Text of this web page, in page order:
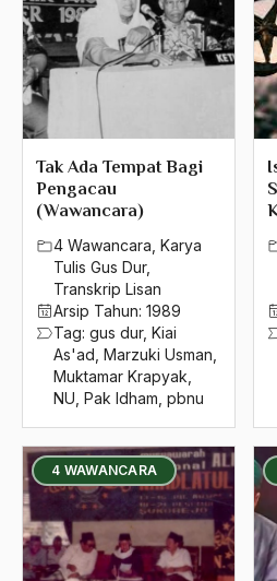
Tak Ada Tempat Bagi
Pengacau
(Wawancara)
4 Wawancara Karya
Tulis Gus Dur,
Transkrip Lisan
Arsip Tahun: 1989
Tag: gus dur, Kiai
As'ad Marzuki Usman
Muktamar Krapyak
NU Pak Idham pbnu
4 WAWANCARA